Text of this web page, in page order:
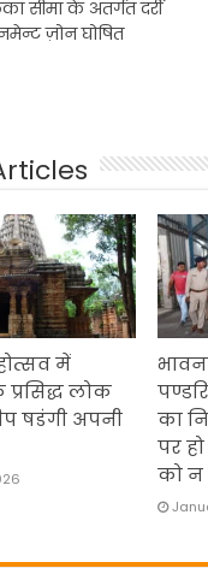
सीमा के अंतर्गत दर्री
ज़ोन घोषित
में
लोक
षडंगी अपनी
का
पर
को न